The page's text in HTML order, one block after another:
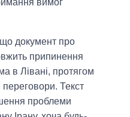
вимог
документ про
припинення
в Лівані, протягом
переговори. Текст
проблеми